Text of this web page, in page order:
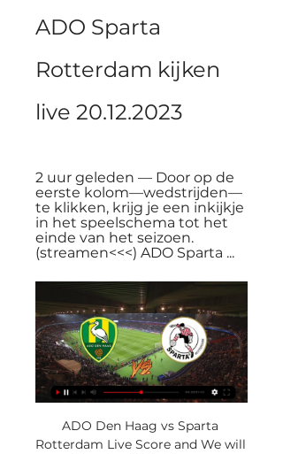
ADO Sparta
Rotterdam kijken
live 20.12.2023
2 uur geleden — Door op de
eerste kolom—wedstrijden—
te klikken, krijg je een inkijkje
in het speelschema tot het
einde van het seizoen.
(streamen<<<) ADO Sparta ...
ADO Den Haag vs Sparta
Rotterdam Live Score and We will